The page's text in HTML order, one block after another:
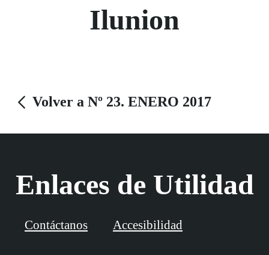
Ilunion
Volver a Nº 23. ENERO 2017
Enlaces de Utilidad
Contáctanos Accesibilidad